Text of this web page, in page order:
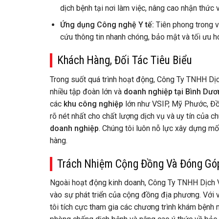
dịch bệnh tại nơi làm việc, nâng cao nhận thức
Ứng dụng Công nghệ Y tế: Tiên phong trong
cứu thông tin nhanh chóng, bảo mật và tối ưu
Khách Hàng, Đối Tác Tiêu Biểu
Trong suốt quá trình hoạt động, Công Ty TNHH
nhiều tập đoàn lớn và doanh nghiệp tại Bình
các khu công nghiệp lớn như VSIP, Mỹ Phước,
rõ nét nhất cho chất lượng dịch vụ và uy tín của
doanh nghiệp. Chúng tôi luôn nỗ lực xây dựng
hàng.
Trách Nhiệm Cộng Đồng Và Đóng
Ngoài hoạt động kinh doanh, Công Ty TNHH
vào sự phát triển của cộng đồng địa phương. Với
tôi tích cực tham gia các chương trình khám